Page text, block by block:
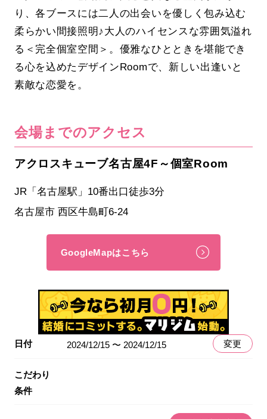
り、各ブースには二人の出会いを優しく包み込む
柔らかい間接照明♪大人のハイセンスな雰囲気溢れ
る＜完全個室空間＞。優雅なひとときを堪能でき
る心を込めたデザインRoomで、新しい出逢いと
素敵な恋愛を。
会場までのアクセス
アクロスキューブ名古屋4F～個室Room
JR「名古屋駅」10番出口徒歩3分
名古屋市 西区牛島町6-24
GoogleMapはこちら
日付 2024/12/15 〜 2024/12/15 変更
こだわり
条件